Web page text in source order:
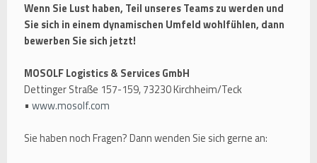
Wenn Sie Lust haben, Teil unseres Teams zu werden und
Sie sich in einem dynamischen Umfeld wohlfühlen, dann
bewerben Sie sich jetzt!
MOSOLF Logistics & Services GmbH
Dettinger Straße 157-159, 73230 Kirchheim/Teck
• www.mosolf.com
Sie haben noch Fragen? Dann wenden Sie sich gerne an: